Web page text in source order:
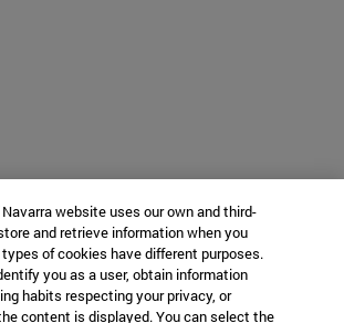
website uses our own and third-
and retrieve information when you
of cookies have different purposes.
you as a user, obtain information
habits respecting your privacy, or
content is displayed. You can select the